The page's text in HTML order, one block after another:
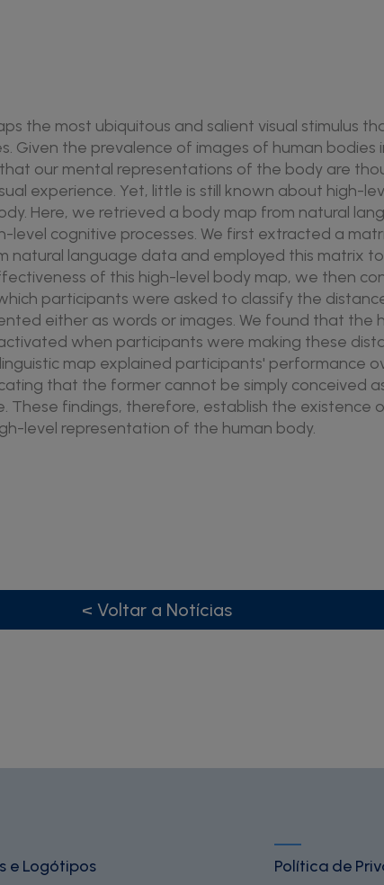
the most ubiquitous and salient visual stimulus
Given the prevalence of images of human bodies
that our mental representations of the body are
experience. Yet, little is still known about high-
Here, we retrieved a body map from natural
level cognitive processes. We first extracted a
natural language data and employed this matrix
of this high-level body map, we then
participants were asked to classify the
either as words or images. We found that the
when participants were making these
map explained participants' performance
that the former cannot be simply conceived
These findings, therefore, establish the existence
level representation of the human body.
< Voltar a Notícias
e Logótipos Política de